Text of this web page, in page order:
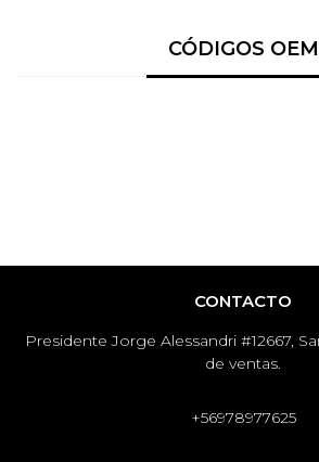
CÓDIGOS OEM
CONTACTO
Presidente Jorge Alessandri #12667,
de ventas.
+56978977625